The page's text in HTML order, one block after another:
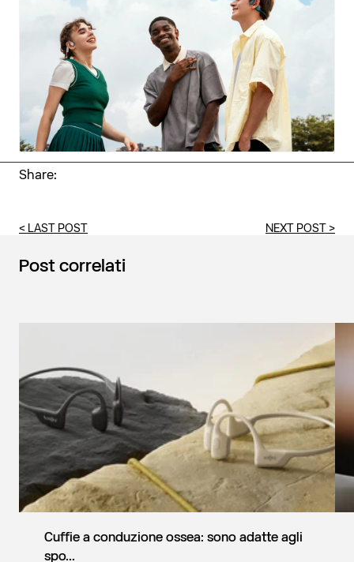
Share:
< LAST POST NEXT POST >
Post correlati
Cuffie a conduzione ossea: sono adatte agli
spo...